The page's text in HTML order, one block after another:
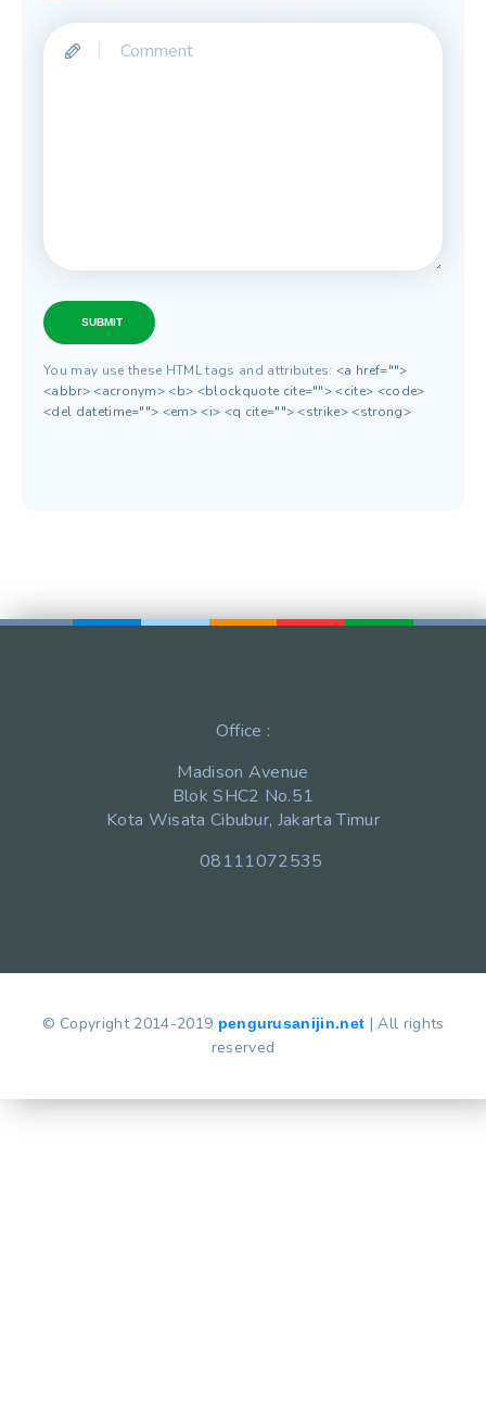
SUBMIT
You may use these HTML tags and attributes:<a href="">
<abbr> <acronym> <b> <blockquote cite=""> <cite> <code>
<del datetime=""> <em> <i> <q cite=""> <strike> <strong>
Office :
Madison Avenue
Blok SHC2 No.51
Kota Wisata Cibubur, Jakarta Timur
08111072535
© Copyright 2014-2019 pengurusanijin.net | All rights
reserved